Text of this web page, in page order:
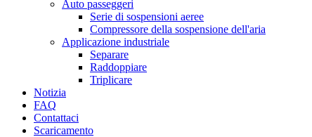
Auto passeggeri
Serie di sospensioni aeree
Compressore della sospensione dell'aria
Applicazione industriale
Separare
Raddoppiare
Triplicare
Notizia
FAQ
Contattaci
Scaricamento